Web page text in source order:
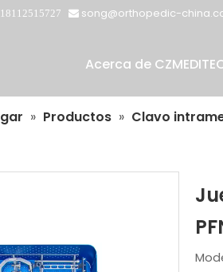
 song@orthopedic-
Acerca de
» Productos » Clavo